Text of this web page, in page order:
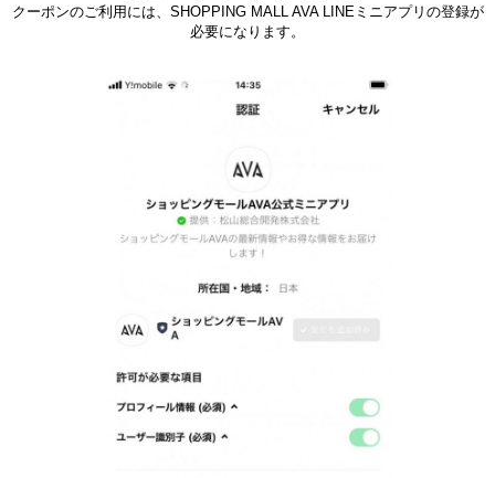
クーポンのご利用には、SHOPPING MALL AVA LINEミニアプリの登録が
必要になります。